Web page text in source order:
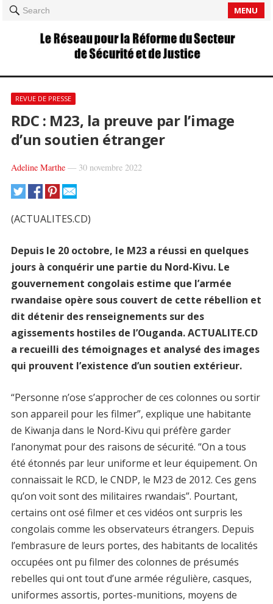
Search MENU
REVUE DE PRESSE
RDC : M23, la preuve par l’image
d’un soutien étranger
Adeline Marthe— 30 novembre 2022
(ACTUALITES.CD)
Depuis le 20 octobre, le M23 a réussi en quelques
jours à conquérir une partie du Nord-Kivu. Le
gouvernement congolais estime que l’armée
rwandaise opère sous couvert de cette rébellion et
dit détenir des renseignements sur des
agissements hostiles de l’Ouganda. ACTUALITE.CD
a recueilli des témoignages et analysé des images
qui prouvent l’existence d’un soutien extérieur.
“Personne n’ose s’approcher de ces colonnes ou sortir
son appareil pour les filmer”, explique une habitante
de Kiwanja dans le Nord-Kivu qui préfère garder
l’anonymat pour des raisons de sécurité. “On a tous
été étonnés par leur uniforme et leur équipement. On
connaissait le RCD, le CNDP, le M23 de 2012. Ces gens
qu’on voit sont des militaires rwandais”. Pourtant,
certains ont osé filmer et ces vidéos ont surpris les
congolais comme les observateurs étrangers. Depuis
l’embrasure de leurs portes, des habitants de localités
occupées ont pu filmer des colonnes de présumés
rebelles qui ont tout d’une armée régulière, casques,
uniformes assortis, portes-munitions, moyens de